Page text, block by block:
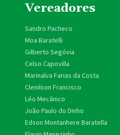
Vereadores
Sandro Pacheco
Moa Baratelli
Gilberto Segóvia
Celso Capovilla
Marinalva Farias da Costa
Clenilson Francisco
Léo Mecânico
João Paulo do Dinho
Edson Montanhere Baratella